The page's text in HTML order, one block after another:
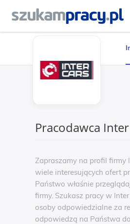
Pracodawca
Zapraszamy na profil firmy
wiele interesujących ofert
Państwo właśnie
firmy. Szukasz pracy w
osoby odpowiedzialne za
odpowiedzą na Państwa